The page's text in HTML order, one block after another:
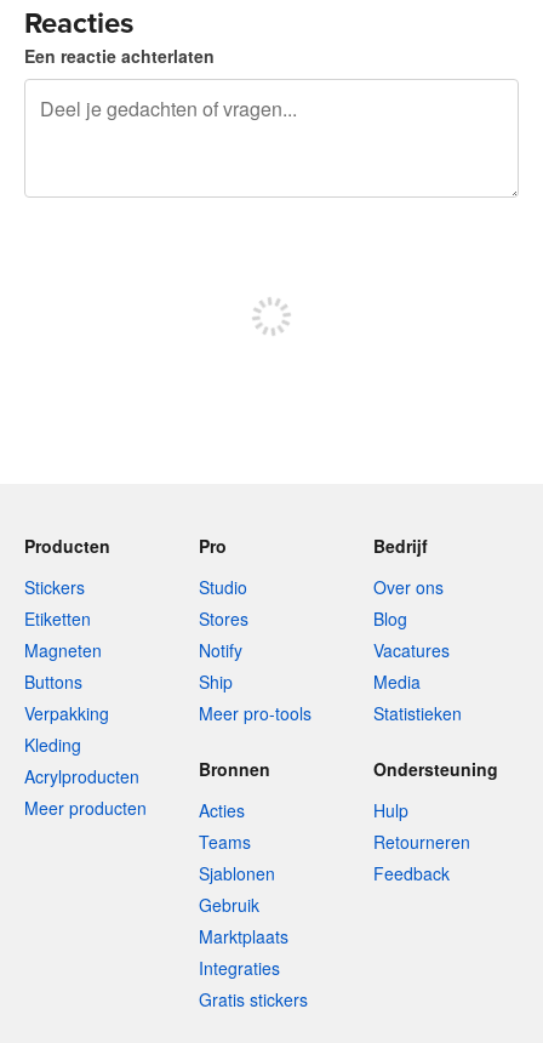
Reacties
Een reactie achterlaten
Producten
Stickers
Etiketten
Magneten
Buttons
Verpakking
Kleding
Acrylproducten
Meer producten
Pro
Studio
Stores
Notify
Ship
Meer pro-tools
Bedrijf
Over ons
Blog
Vacatures
Media
Statistieken
Bronnen
Acties
Teams
Sjablonen
Gebruik
Marktplaats
Integraties
Gratis stickers
Ondersteuning
Hulp
Retourneren
Feedback